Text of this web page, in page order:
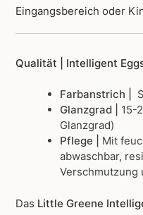
Eingangsbereich oder
Qualität | Intelligent
Farbanstrich |
Glanzgrad |
15-
Glanzgrad)
Pflege |
Mit
abwaschbar,
Verschmutzung
Das Little Greene